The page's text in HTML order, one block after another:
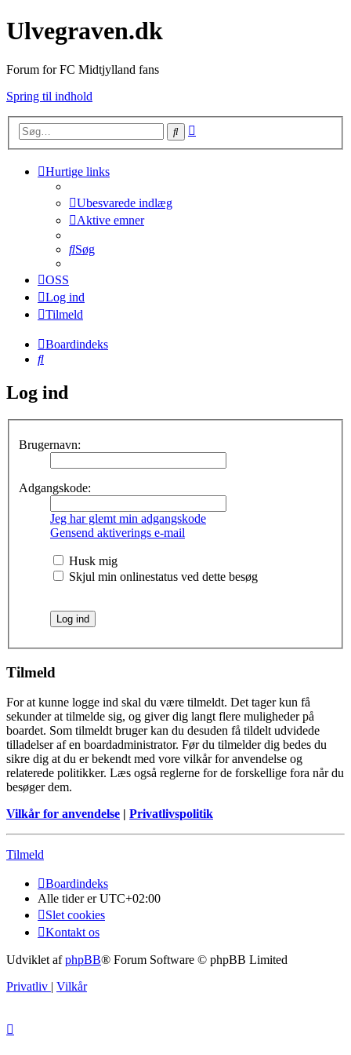
Ulvegraven.dk
Forum for FC Midtjylland fans
Spring til indhold
Søg
Hurtige links
Ubesvarede indlæg
Aktive emner
Søg
OSS
Log ind
Tilmeld
Boardindeks
Søg
Log ind
Brugernavn:
Adgangskode:
Jeg har glemt min adgangskode
Gensend aktiverings e-mail
Husk mig
Skjul min onlinestatus ved dette besøg
Tilmeld
For at kunne logge ind skal du være tilmeldt. Det tager kun få
sekunder at tilmelde sig, og giver dig langt flere muligheder på
boardet. Som tilmeldt bruger kan du desuden få tildelt udvidede
tilladelser af en boardadministrator. Før du tilmelder dig bedes du
sikre dig at du er bekendt med vore vilkår for anvendelse og
relaterede politikker. Læs også reglerne for de forskellige fora når du
besøger dem.
Vilkår for anvendelse | Privatlivspolitik
Tilmeld
Boardindeks
Alle tider erUTC+02:00
Slet cookies
Kontakt os
Udviklet afphpBB® Forum Software © phpBB Limited
Privatliv | Vilkår